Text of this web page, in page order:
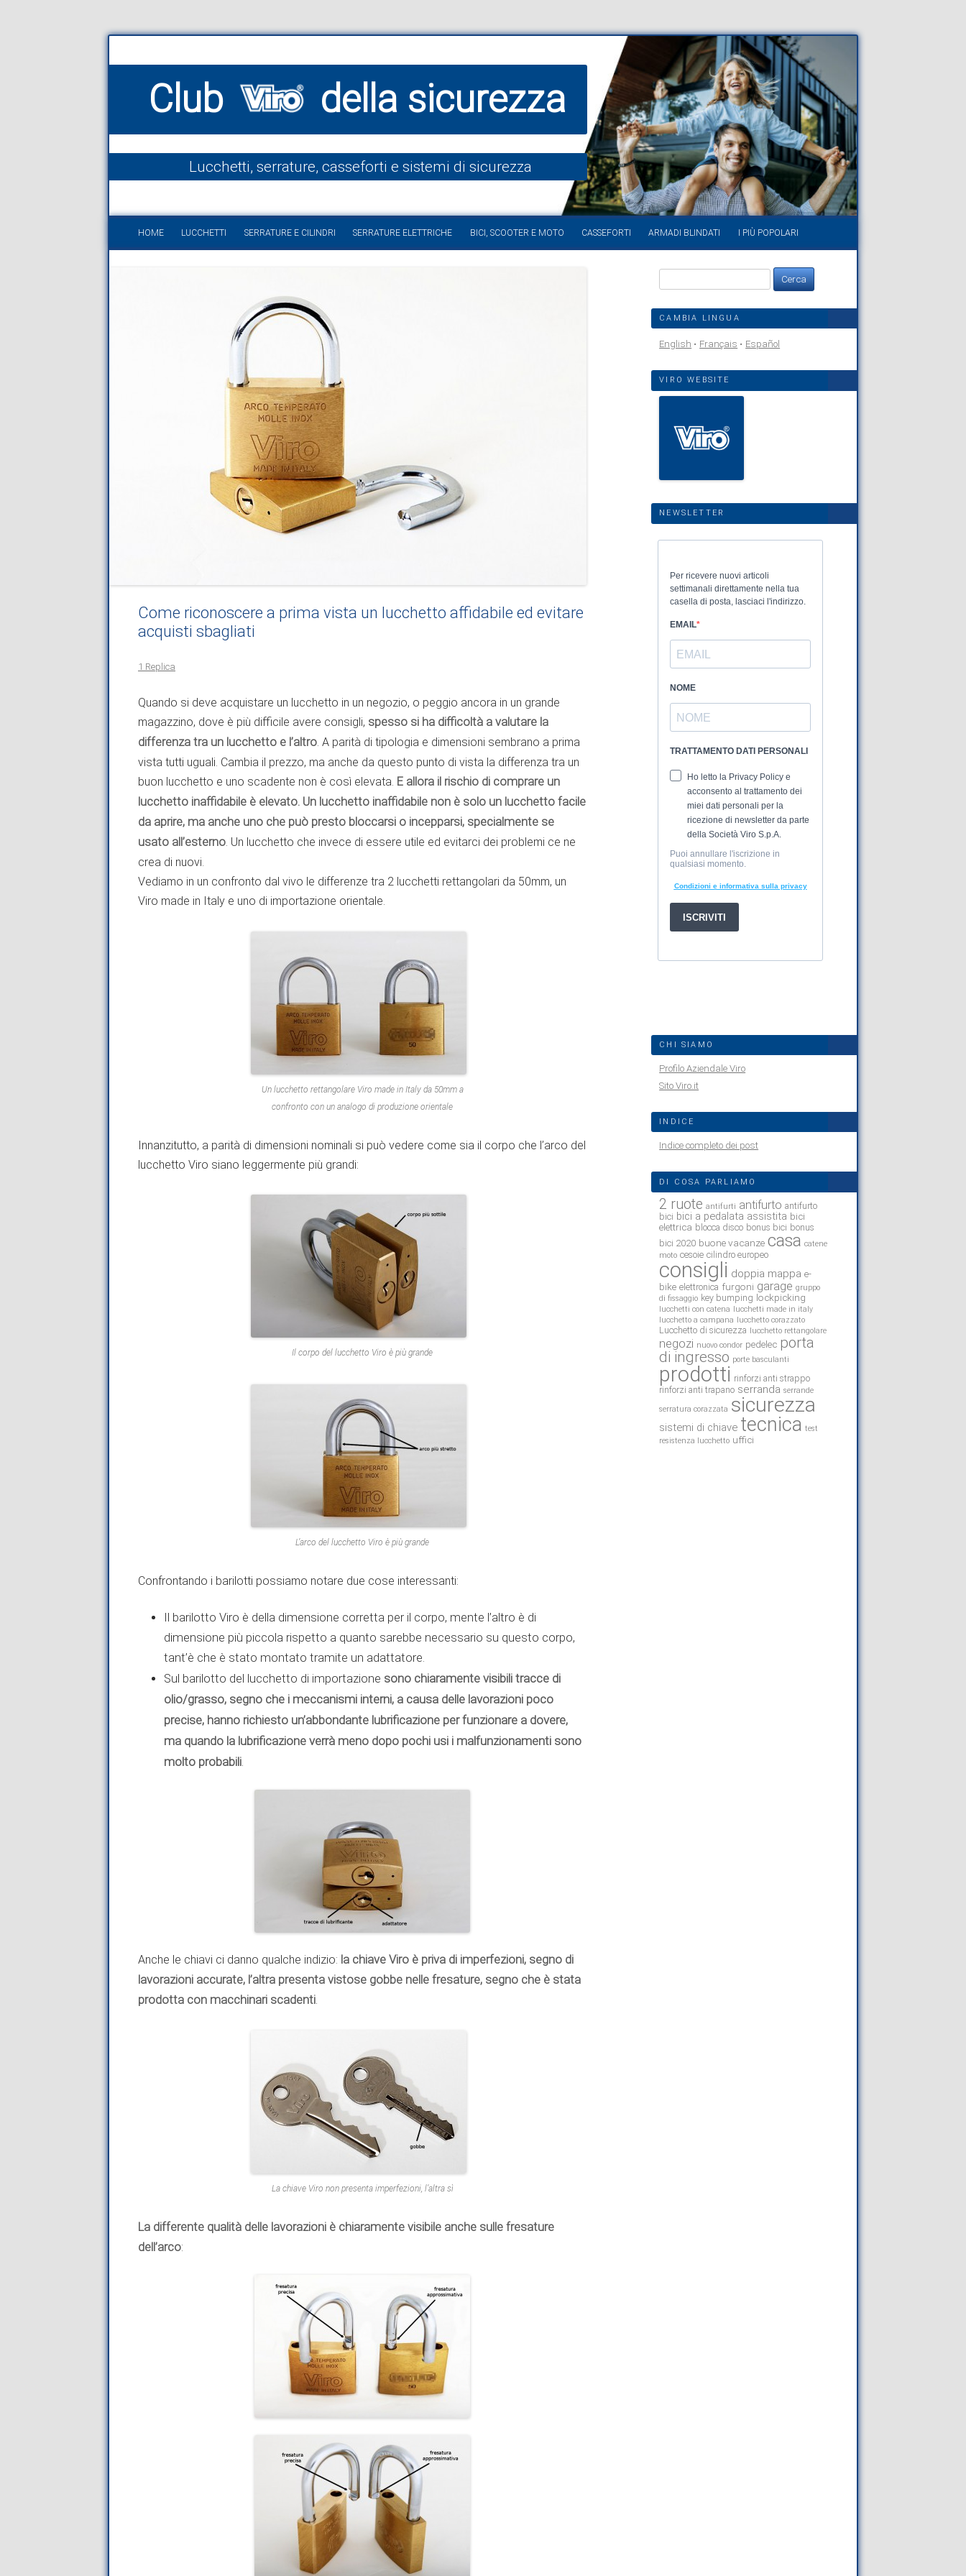
Club della sicurezza
Lucchetti, serrature, casseforti e sistemi di sicurezza
HOME LUCCHETTI SERRATURE E CILINDRI SERRATURE ELETTRICHE BICI, SCOOTER E MOTO CASSEFORTI ARMADI BLINDATI I PIÙ POPOLARI
Come riconoscere a prima vista un lucchetto affidabile ed evitare
acquisti sbagliati
1 Replica
Quando si deve acquistare un lucchetto in un negozio, o peggio ancora in un grande
magazzino, dove è più difficile avere consigli, spesso si ha difficoltà a valutare la
differenza tra un lucchetto e l’altro. A parità di tipologia e dimensioni sembrano a prima
vista tutti uguali. Cambia il prezzo, ma anche da questo punto di vista la differenza tra un
buon lucchetto e uno scadente non è così elevata. E allora il rischio di comprare un
lucchetto inaffidabile è elevato. Un lucchetto inaffidabile non è solo un lucchetto facile
da aprire, ma anche uno che può presto bloccarsi o incepparsi, specialmente se
usato all’esterno. Un lucchetto che invece di essere utile ed evitarci dei problemi ce ne
crea di nuovi.
Vediamo in un confronto dal vivo le differenze tra 2 lucchetti rettangolari da 50mm, un
Viro made in Italy e uno di importazione orientale.
Un lucchetto rettangolare Viro made in Italy da 50mm a
confronto con un analogo di produzione orientale
Innanzitutto, a parità di dimensioni nominali si può vedere come sia il corpo che l’arco del
lucchetto Viro siano leggermente più grandi:
Il corpo del lucchetto Viro è più grande
L’arco del lucchetto Viro è più grande
Confrontando i barilotti possiamo notare due cose interessanti:
Il barilotto Viro è della dimensione corretta per il corpo, mente l’altro è di
dimensione più piccola rispetto a quanto sarebbe necessario su questo corpo,
tant’è che è stato montato tramite un adattatore.
Sul barilotto del lucchetto di importazione sono chiaramente visibili tracce di
olio/grasso, segno che i meccanismi interni, a causa delle lavorazioni poco
precise, hanno richiesto un’abbondante lubrificazione per funzionare a dovere,
ma quando la lubrificazione verrà meno dopo pochi usi i malfunzionamenti sono
molto probabili.
Anche le chiavi ci danno qualche indizio: la chiave Viro è priva di imperfezioni, segno di
lavorazioni accurate, l’altra presenta vistose gobbe nelle fresature, segno che è stata
prodotta con macchinari scadenti.
La chiave Viro non presenta imperfezioni, l’altra sì
La differente qualità delle lavorazioni è chiaramente visibile anche sulle fresature
dell’arco:
per:
CAMBIA LINGUA
English Français Español
VIRO WEBSITE
NEWSLETTER
CHI SIAMO
Profilo Aziendale Viro
Sito Viro.it
INDICE
Indice completo dei post
DI COSA PARLIAMO
2 ruote antifurti antifurto antifurto
bici bici a pedalata assistita bici
elettrica blocca disco bonus bici bonus
bici 2020 buone vacanze casa catene
moto cesoie cilindro europeo
consigli doppia mappa e-
bike elettronica furgoni garage gruppo
di fissaggio key bumping lockpicking
lucchetti con catena lucchetti made in italy
lucchetto a campana lucchetto corazzato
Lucchetto di sicurezza lucchetto rettangolare
negozi nuovo condor pedelec porta
di ingresso porte basculanti
prodotti rinforzi anti strappo
rinforzi anti trapano serranda serrande
serratura corazzata sicurezza
sistemi di chiave tecnica test
resistenza lucchetto uffici